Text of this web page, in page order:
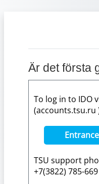
Är det första
To log in to IDO
(accounts.tsu.ru
TSU support
+7(3822) 785-669